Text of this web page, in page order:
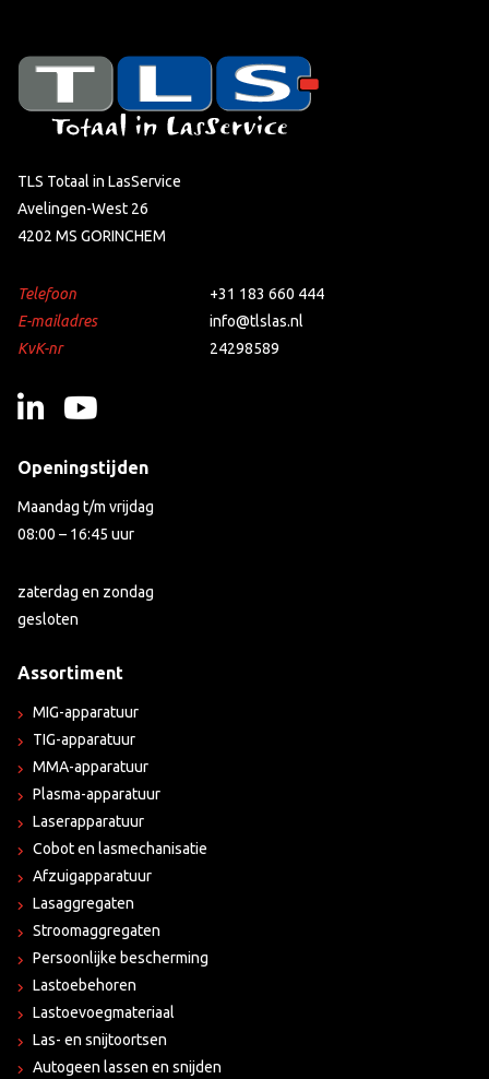
TLS Totaal in LasService
Avelingen-West 26
4202 MS GORINCHEM
Telefoon
+31 183 660 444
E-mailadres
info@tlslas.nl
KvK-nr
24298589
Openingstijden
Maandag t/m vrijdag
08:00 – 16:45 uur
zaterdag en zondag
gesloten
Assortiment
MIG-apparatuur
TIG-apparatuur
MMA-apparatuur
Plasma-apparatuur
Laserapparatuur
Cobot en lasmechanisatie
Afzuigapparatuur
Lasaggregaten
Stroomaggregaten
Persoonlijke bescherming
Lastoebehoren
Lastoevoegmateriaal
Las- en snijtoortsen
Autogeen lassen en snijden